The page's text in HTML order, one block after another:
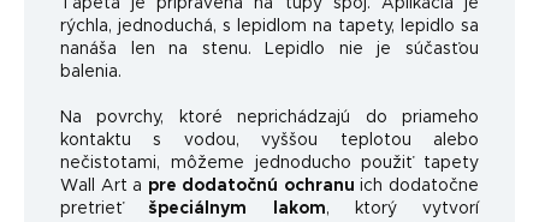
Tapeta je pripravená na tupý spoj. Aplikácia je
rýchla, jednoduchá, s lepidlom na tapety, lepidlo sa
nanáša len na stenu. Lepidlo nie je súčasťou
balenia.
Na povrchy, ktoré neprichádzajú do priameho
kontaktu s vodou, vyššou teplotou alebo
nečistotami, môžeme jednoducho použiť tapety
Wall Art a pre dodatočnú ochranu ich dodatočne
pretrieťšpeciálnym lakom, ktorý vytvorí